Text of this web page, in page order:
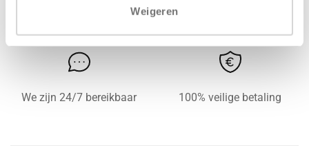
Weigeren
We zijn 24/7 bereikbaar 100% veilige betaling